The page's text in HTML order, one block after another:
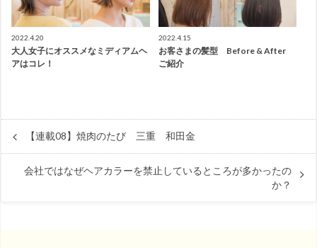
2022.4.20
大人女子にオススメなミディアムヘ
アはコレ！
2022.4.15
お客さまの髪型 Before & After
ご紹介
【連載08】焼肉のたび 三重 和田金
会社ではなぜヘアカラーを禁止しているところが多かったの
か？